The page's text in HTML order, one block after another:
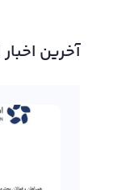
قسمت
خرید و
خرید و
آخرین